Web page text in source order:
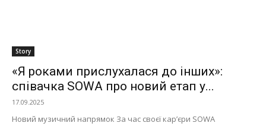
Story
«Я роками прислухалася до інших»:
співачка SOWA про новий етап у...
17.09.2025
Новий музичний напрямок За час своєї кар’єри SOWA